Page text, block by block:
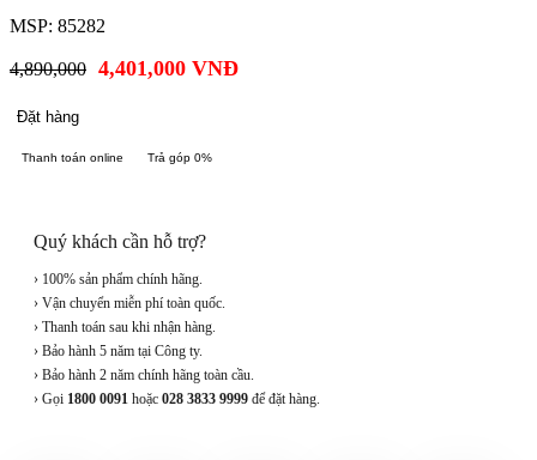
MSP: 85282
4,890,000 4,401,000 VNĐ
Đặt hàng
Thanh toán online Trả góp 0%
Quý khách cần hỗ trợ?
› 100% sản phẩm chính hãng.
› Vận chuyển miễn phí toàn quốc.
› Thanh toán sau khi nhận hàng.
› Bảo hành 5 năm tại Công ty.
› Bảo hành 2 năm chính hãng toàn cầu.
› Gọi 1800 0091 hoặc 028 3833 9999 để đặt hàng.